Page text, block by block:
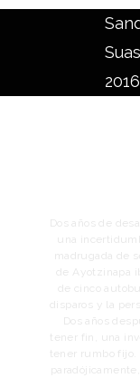
2016
Dos años de
una
madrugada de
de Ayotzinapa
de cinco
disparos y la
Dos años
tener fin, una
tener rumbo fijo.